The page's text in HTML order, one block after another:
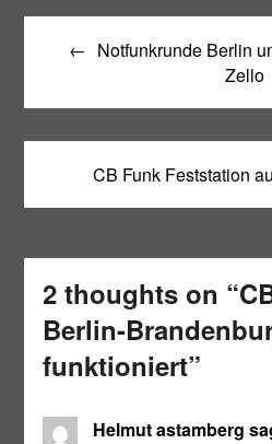
Beitragsnavigation
Notfunkrunde Berlin
Zello
CB Funk Feststation
2 thoughts on “
Berlin-
funktioniert”
Helmut astamberg